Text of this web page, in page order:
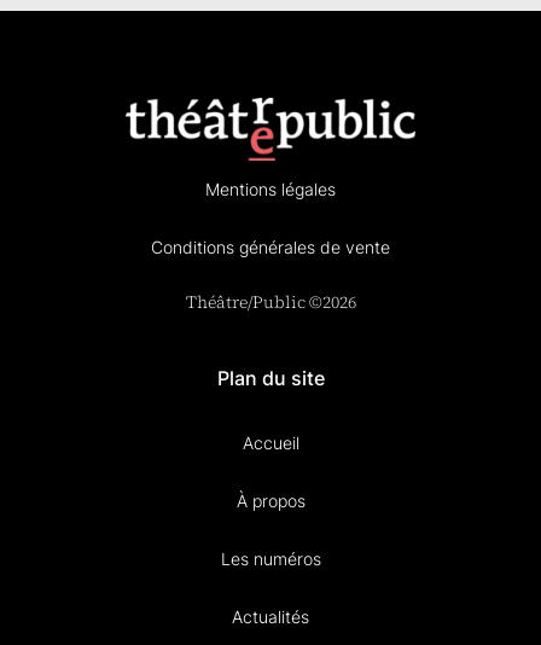
Mentions légales
Conditions générales de vente
Théâtre/Public ©2026
Plan du site
Accueil
À propos
Les numéros
Actualités